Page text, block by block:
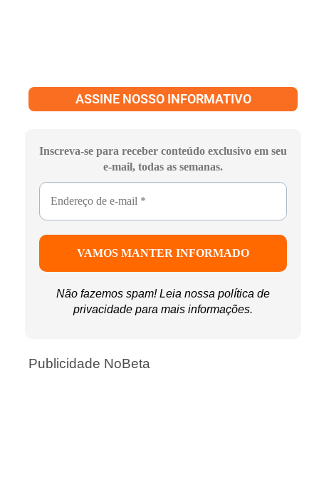
ASSINE NOSSO INFORMATIVO
Inscreva-se para receber conteúdo exclusivo em seu
e-mail, todas as semanas.
Não fazemos spam! Leia nossa política de
privacidade para mais informações.
Publicidade NoBeta